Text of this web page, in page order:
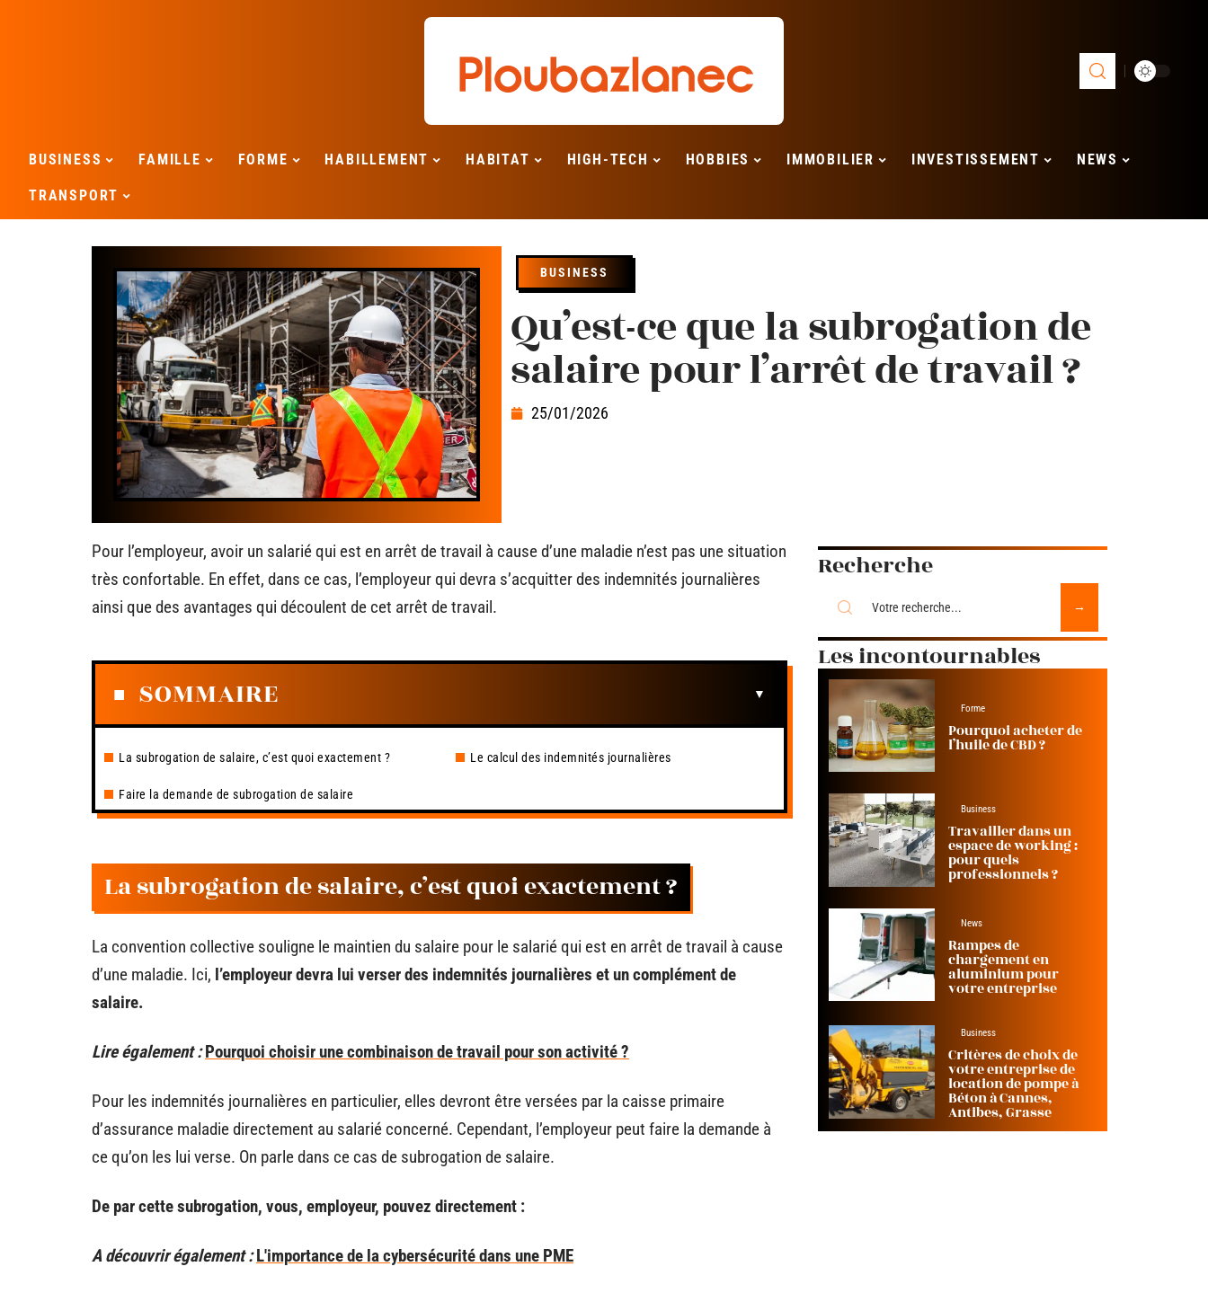
BUSINESS FAMILLE FORME HABILLEMENT HABITAT HIGH-TECH HOBBIES IMMOBILIER INVESTISSEMENT NEWS
TRANSPORT
BUSINESS
Qu’est-ce que la subrogation de
salaire pour l’arrêt de travail ?
25/01/2026
Pour l’employeur, avoir un salarié qui est en arrêt de travail à cause d’une maladie n’est pas une situation
très confortable. En effet, dans ce cas, l’employeur qui devra s’acquitter des indemnités journalières
ainsi que des avantages qui découlent de cet arrêt de travail.
SOMMAIRE
La subrogation de salaire, c’est quoi exactement ?
Faire la demande de subrogation de salaire
Le calcul des indemnités journalières
La subrogation de salaire, c’est quoi exactement ?
La convention collective souligne le maintien du salaire pour le salarié qui est en arrêt de travail à cause
d’une maladie. Ici, l’employeur devra lui verser des indemnités journalières et un complément de
salaire.
Lire également : Pourquoi choisir une combinaison de travail pour son activité ?
Pour les indemnités journalières en particulier, elles devront être versées par la caisse primaire
d’assurance maladie directement au salarié concerné. Cependant, l’employeur peut faire la demande à
ce qu’on les lui verse. On parle dans ce cas de subrogation de salaire.
De par cette subrogation, vous, employeur, pouvez directement :
A découvrir également : L'importance de la cybersécurité dans une PME
Recherche
Les incontournables
Forme
Pourquoi acheter de
l’huile de CBD ?
Business
Travailler dans un
espace de working :
pour quels
professionnels ?
News
Rampes de
chargement en
aluminium pour
votre entreprise
Business
Critères de choix de
votre entreprise de
location de pompe à
Béton à Cannes,
Antibes, Grasse